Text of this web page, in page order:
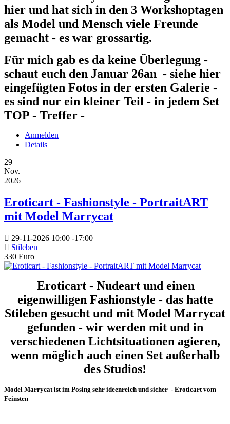
hier und hat sich in den 3 Workshoptagen
als Model und Mensch viele Freunde
gemacht - es war grossartig.
Für mich gab es da keine Überlegung -
schaut euch den Januar 26an - siehe hier
eingefügten Fotos in der ersten Galerie -
es sind nur ein kleiner Teil - in jedem Set
TOP - Treffer -
Anmelden
Details
29
Nov.
2026
Eroticart - Fashionstyle - PortraitART
mit Model Marrycat
29-11-2026 10:00 -17:00
Stileben
330 Euro
Eroticart - Nudeart und einen
eigenwilligen Fashionstyle - das hatte
Stileben gesucht und mit Model Marrycat
gefunden - wir werden mit und in
verschiedenen Lichtsituationen agieren,
wenn möglich auch einen Set außerhalb
des Studios!
Model Marrycat ist im Posing sehr ideenreich und sicher - Eroticart vom
Feinsten